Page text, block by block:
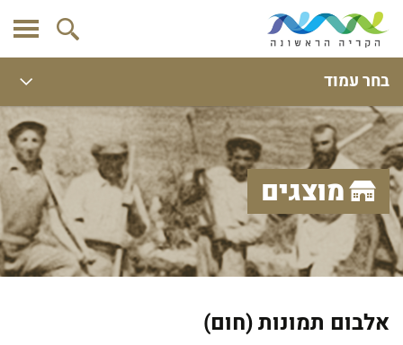
בחר עמוד
מוצגים
אלבום תמונות (חום)